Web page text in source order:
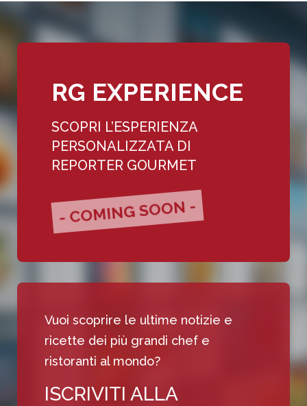
RG EXPERIENCE
SCOPRI L’ESPERIENZA
PERSONALIZZATA DI
REPORTER GOURMET
- COMING SOON -
Vuoi scoprire le ultime notizie e
ricette dei più grandi chef e
ristoranti al mondo?
ISCRIVITI ALLA